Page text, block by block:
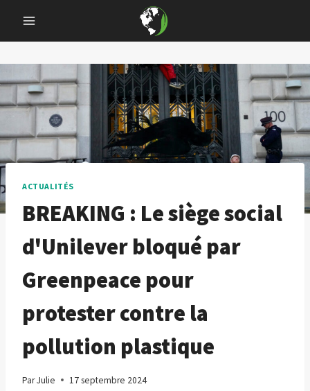
content
ACTUALITÉS
BREAKING : Le siège social
d'Unilever bloqué par
Greenpeace pour
protester contre la
pollution plastique
ParJulie 17 septembre 2024